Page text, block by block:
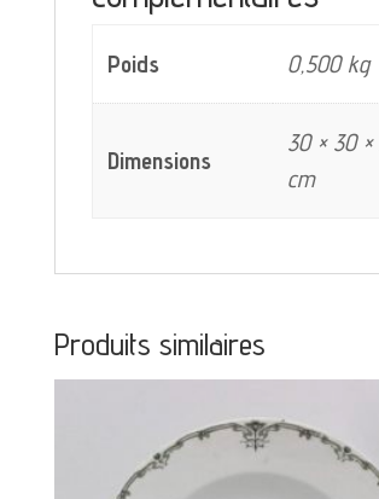
Poids 0,500 kg
Dimensions
30 × 30 ×
cm
Produits similaires